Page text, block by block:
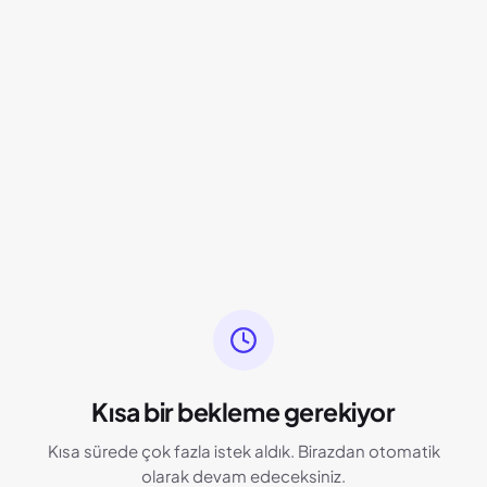
Kısa bir bekleme gerekiyor
Kısa sürede çok fazla istek aldık. Birazdan otomatik
olarak devam edeceksiniz.